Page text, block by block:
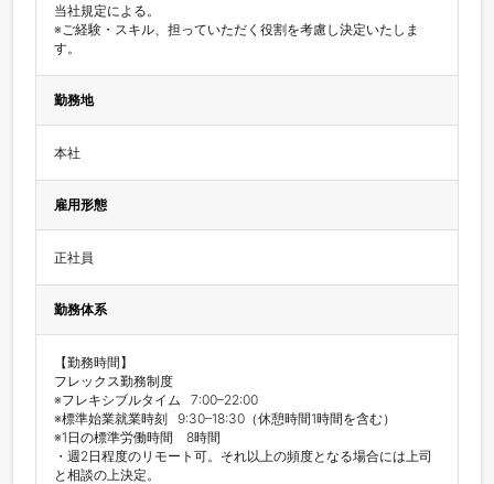
当社規定による。
※ご経験・スキル、担っていただく役割を考慮し決定いたしま
す。
勤務地
本社
雇用形態
正社員
勤務体系
【勤務時間】
フレックス勤務制度
※フレキシブルタイム   7:00–22:00
※標準始業就業時刻   9:30–18:30（休憩時間1時間を含む）
※1日の標準労働時間　8時間
・週2日程度のリモート可。それ以上の頻度となる場合には上司
と相談の上決定。